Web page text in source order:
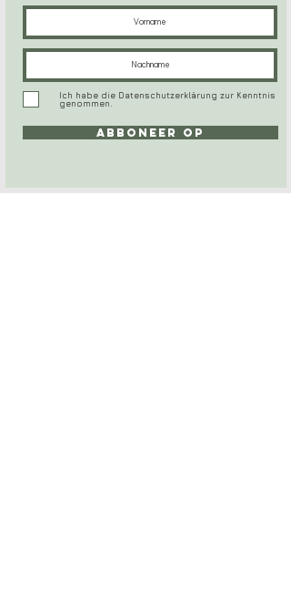
Ich habe die Datenschutzerklärung zur Kenntnis
genommen.
Abboneer op